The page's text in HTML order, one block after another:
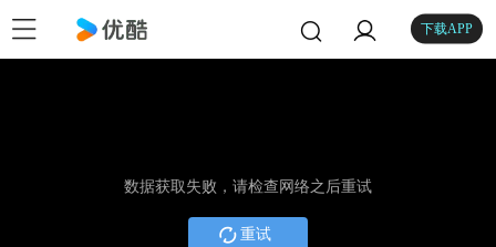
下载APP
数据获取失败，请检查网络之后重试
重试